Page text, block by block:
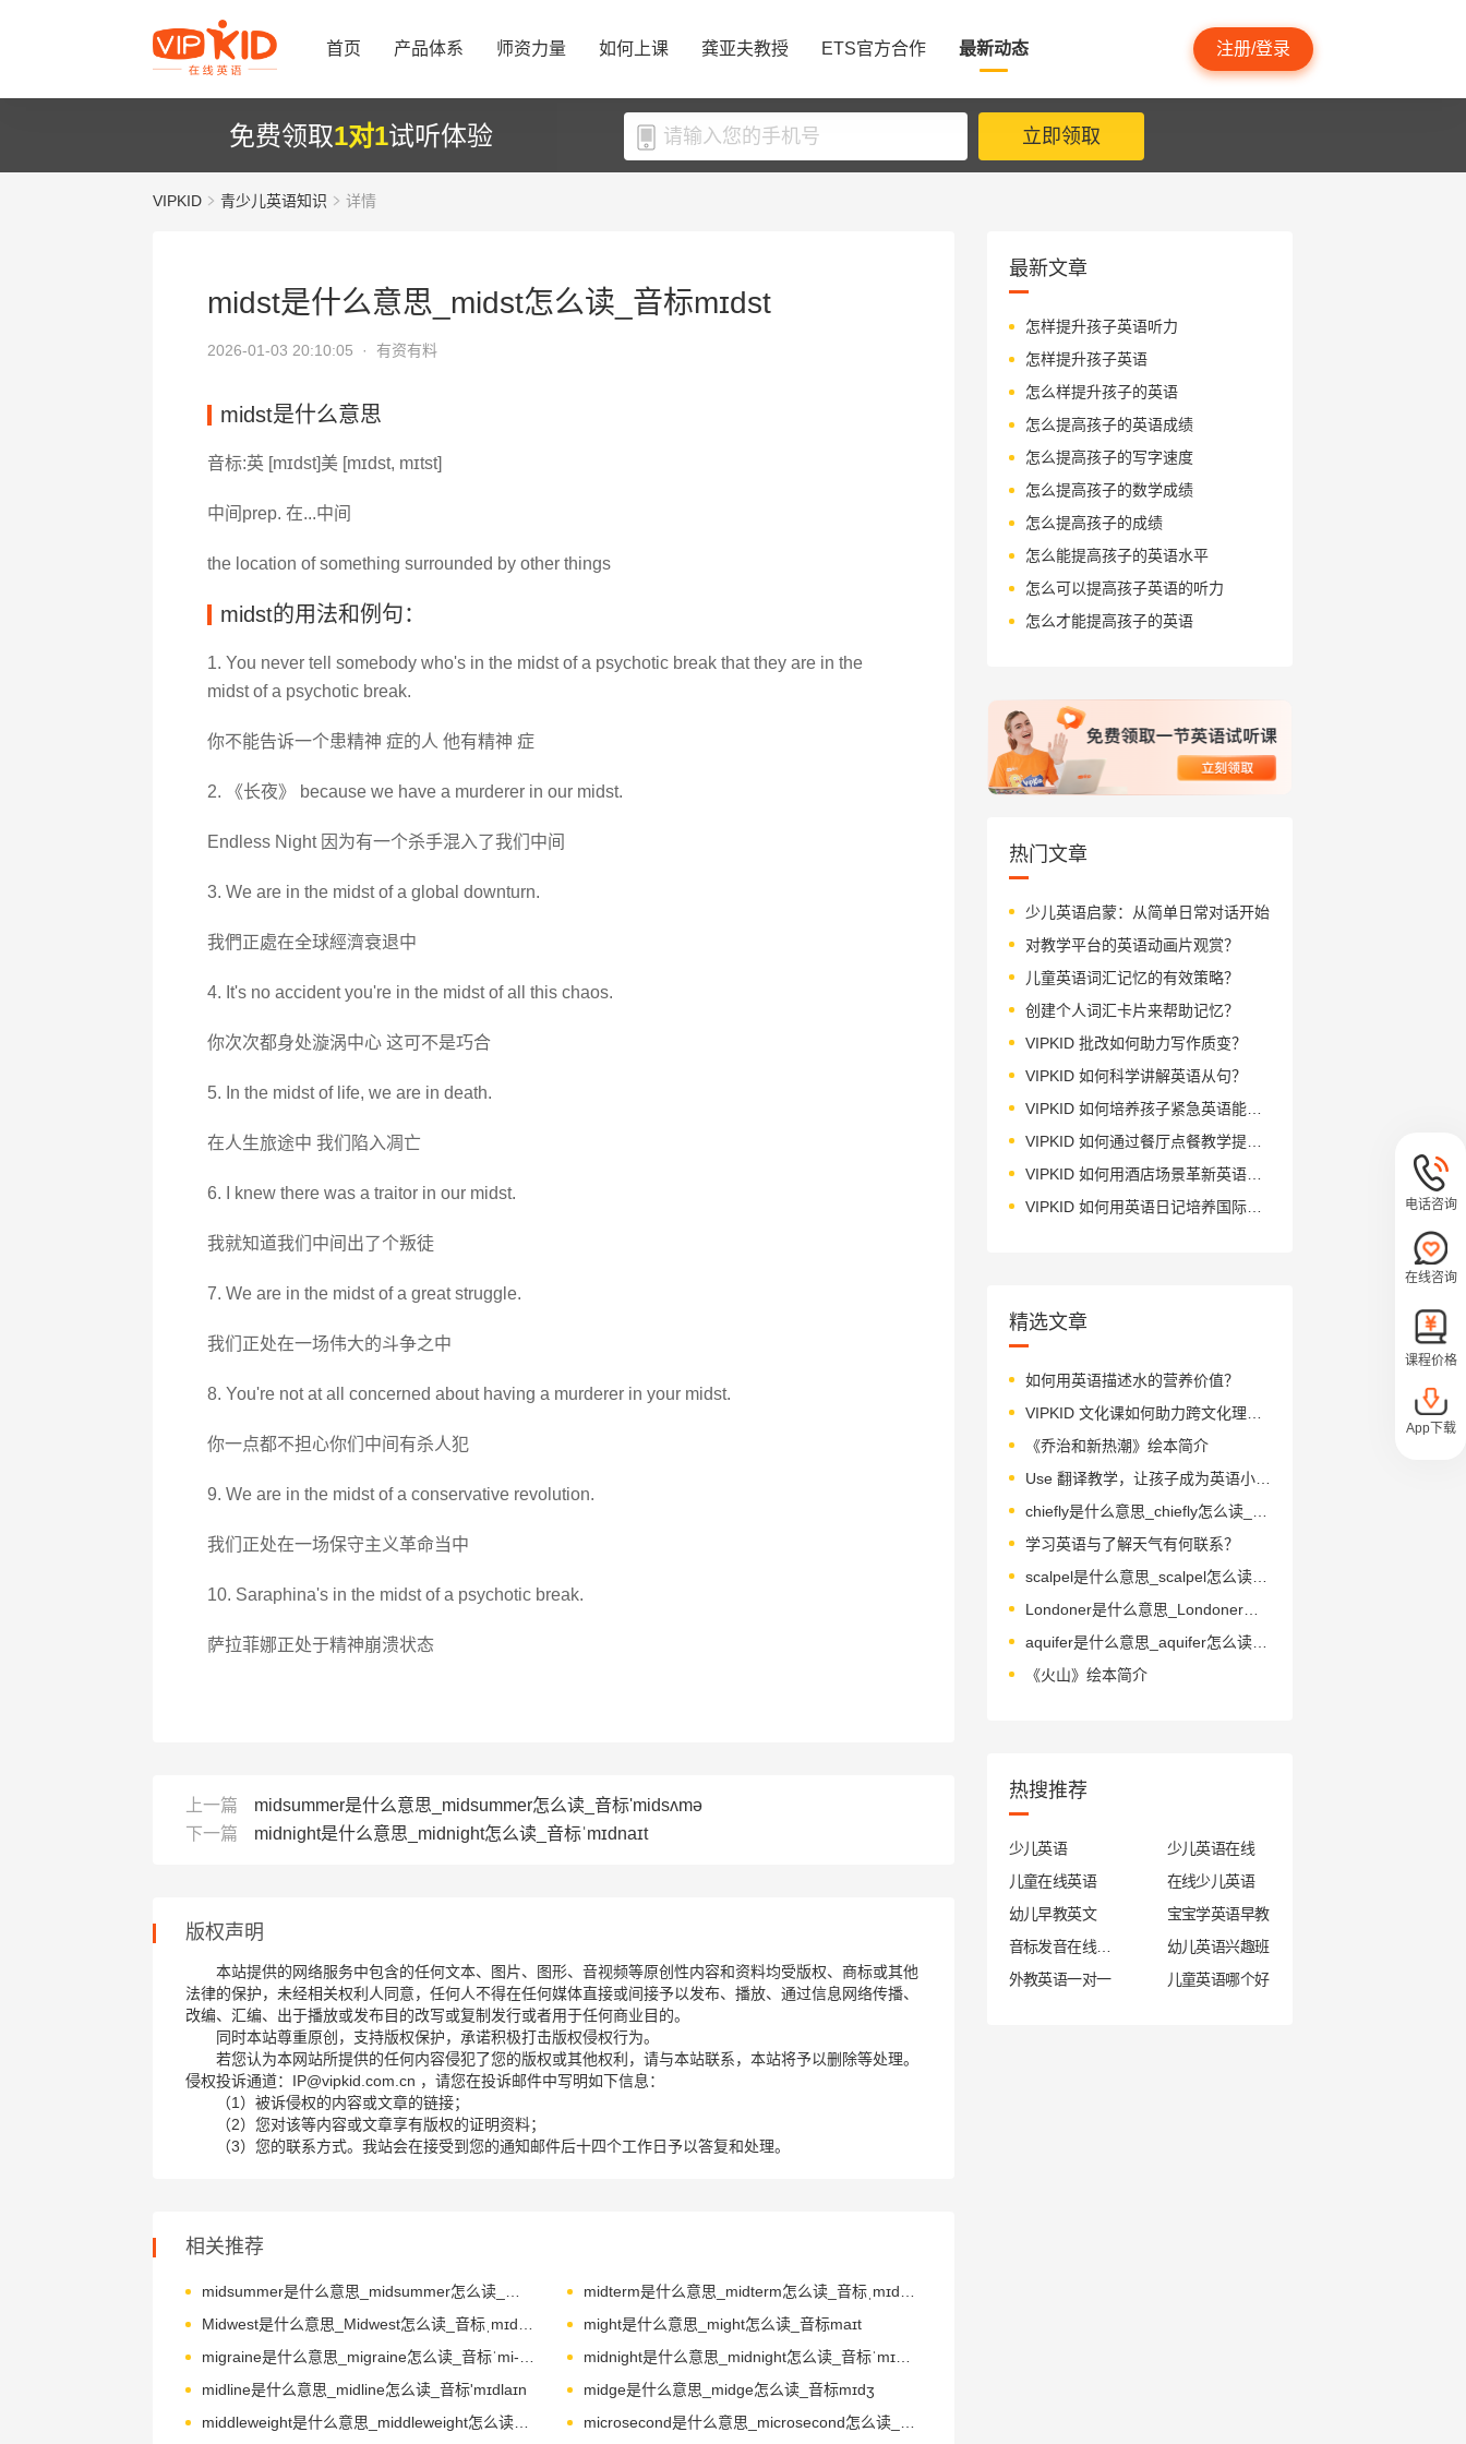
首页 产品体系 师资力量 如何上课 龚亚夫教授 ETS官方合作 最新动态 注册/登录
免费领取1对1试听体验 立即领取
VIPKID 青少儿英语知识 详情
midst是什么意思_midst怎么读_音标mɪdst
2026-01-03 20:10:05 · 有资有料
midst是什么意思
音标:英 [mɪdst]美 [mɪdst, mɪtst]
中间prep. 在...中间
the location of something surrounded by other things
midst的用法和例句：
1. You never tell somebody who's in the midst of a psychotic break that they are in the
midst of a psychotic break.
你不能告诉一个患精神 症的人 他有精神 症
2. 《长夜》 because we have a murderer in our midst.
Endless Night 因为有一个杀手混入了我们中间
3. We are in the midst of a global downturn.
我們正處在全球經濟衰退中
4. It's no accident you're in the midst of all this chaos.
你次次都身处漩涡中心 这可不是巧合
5. In the midst of life, we are in death.
在人生旅途中 我们陷入凋亡
6. I knew there was a traitor in our midst.
我就知道我们中间出了个叛徒
7. We are in the midst of a great struggle.
我们正处在一场伟大的斗争之中
8. You're not at all concerned about having a murderer in your midst.
你一点都不担心你们中间有杀人犯
9. We are in the midst of a conservative revolution.
我们正处在一场保守主义革命当中
10. Saraphina's in the midst of a psychotic break.
萨拉菲娜正处于精神崩溃状态
上一篇
midsummer是什么意思_midsummer怎么读_音标'midsʌmә
下一篇
midnight是什么意思_midnight怎么读_音标ˈmɪdnaɪt
版权声明
本站提供的网络服务中包含的任何文本、图片、图形、音视频等原创性内容和资料均受版权、商标或其他
法律的保护，未经相关权利人同意，任何人不得在任何媒体直接或间接予以发布、播放、通过信息网络传播、
改编、汇编、出于播放或发布目的改写或复制发行或者用于任何商业目的。
同时本站尊重原创，支持版权保护，承诺积极打击版权侵权行为。
若您认为本网站所提供的任何内容侵犯了您的版权或其他权利，请与本站联系，本站将予以删除等处理。
侵权投诉通道：IP@vipkid.com.cn ，请您在投诉邮件中写明如下信息：
（1）被诉侵权的内容或文章的链接；
（2）您对该等内容或文章享有版权的证明资料；
（3）您的联系方式。我站会在接受到您的通知邮件后十四个工作日予以答复和处理。
相关推荐
might是什么意思_might怎么读_音标maɪt
midnight是什么意思_midnight怎么读_音标ˈmɪdnaɪt
midline是什么意思_midline怎么读_音标'mɪdlaɪn
midge是什么意思_midge怎么读_音标mɪdʒ
middleweight是什么意思_middleweight怎么读_音标'mid(ә)lweit
最新文章
怎样提升孩子英语听力
怎样提升孩子英语
怎么样提升孩子的英语
怎么提高孩子的英语成绩
怎么提高孩子的写字速度
怎么提高孩子的数学成绩
怎么提高孩子的成绩
怎么能提高孩子的英语水平
怎么可以提高孩子英语的听力
怎么才能提高孩子的英语
热门文章
少儿英语启蒙：从简单日常对话开始
对教学平台的英语动画片观赏？
儿童英语词汇记忆的有效策略？
创建个人词汇卡片来帮助记忆？
VIPKID 批改如何助力写作质变？
VIPKID 如何科学讲解英语从句？
VIPKID 如何培养孩子紧急英语能力？
VIPKID 如何通过餐厅点餐教学提升少儿英语应用能力？
VIPKID 如何用酒店场景革新英语教学？
VIPKID 如何用英语日记培养国际化人才？
精选文章
如何用英语描述水的营养价值？
《乔治和新热潮》绘本简介
Use 翻译教学，让孩子成为英语小达人
学习英语与了解天气有何联系？
scalpel是什么意思_scalpel怎么读_音标'skælpəl
Londoner是什么意思_Londoner怎么读_音标'lʌndәnә
aquifer是什么意思_aquifer怎么读_音标ˈækwɪfə(r)
《火山》绘本简介
热搜推荐
少儿英语
少儿英语在线
儿童在线英语
在线少儿英语
幼儿早教英文
宝宝学英语早教
幼儿英语兴趣班
外教英语一对一
儿童英语哪个好
电话咨询
在线咨询
课程价格
App下载